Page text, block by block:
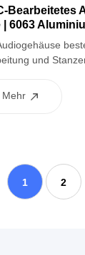
Bearbeitetes
6063
und
Oberfläche
Mehr
1 2